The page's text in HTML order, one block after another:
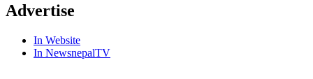
Advertise
In Website
In NewsnepalTV